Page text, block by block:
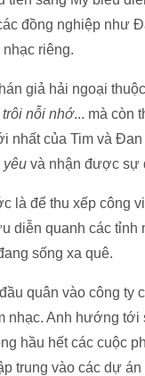
đồng nghiệp như
riêng.
giả hải ngoại
trôi nỗi nhớ... mà còn
nhất của Tim và
yêu và nhận được sự
là để thu xếp công
diễn quanh các
sống xa quê.
quân vào công ty
nhạc. Anh hướng
hầu hết các cuộc
trung vào các dự